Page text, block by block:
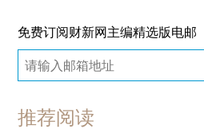
免费订阅财新网主编精选版电邮
推荐阅读